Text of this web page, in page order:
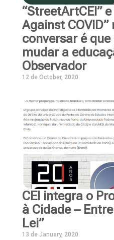
“StreetArtCEI”
Against
conversar é
mudar a
Observador
12 de October, 2020
CEI integra o
à Cidade –
Lei”
13 de January, 2020